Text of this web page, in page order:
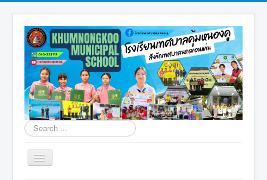
Search
...
Toggle
Navigation